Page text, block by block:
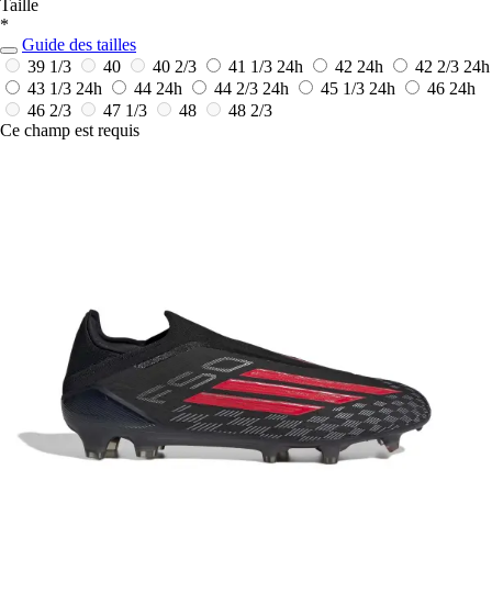
Taille
*
Guide des tailles
39 1/3
40 40 2/3 41 1/3 24h 42 24h 42 2/3 24h
43 1/3 24h 44 24h 44 2/3 24h 45 1/3 24h 46 24h
46 2/3
47 1/3 48
48 2/3
Ce champ est requis